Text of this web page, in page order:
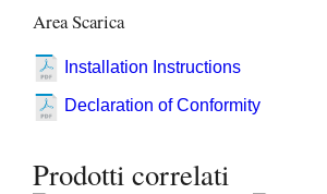
Area Scarica
Installation Instructions
Declaration of Conformity
Prodotti correlati